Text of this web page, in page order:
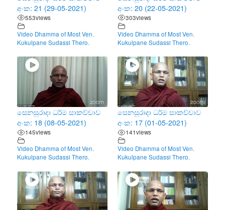
අංක: 21 (29-05-2021)
553views
Video Dhamma of Most Ven.
Kukulpane Sudassi Thero.
අංක: 20 (22-05-2021)
303views
Video Dhamma of Most Ven.
Kukulpane Sudassi Thero.
සෙනසුරාදා ධර්ම සාකච්චාව
අංක: 18 (08-05-2021)
145views
Video Dhamma of Most Ven.
Kukulpane Sudassi Thero.
සෙනසුරාදා ධර්ම සාකච්චාව
අංක: 17 (01-05-2021)
141views
Video Dhamma of Most Ven.
Kukulpane Sudassi Thero.